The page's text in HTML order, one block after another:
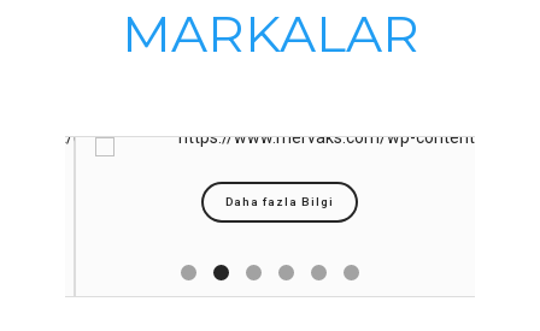
MARKALAR
Daha fazla Bilgi